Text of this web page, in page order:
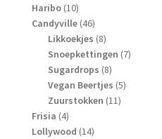
producten
Haribo 1010
producten
Candyville 4646
producten
Likkoekjes 88
producten
Snoepkettingen 77
Sugardrops 88
producten
Vegan Beertjes 55
Zuurstokken 1111
Frisia 44
producten
Lollywood 1414